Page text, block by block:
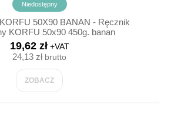
Niedostępny
19,62 zł+VAT
24,13 złbrutto
ZOBACZ